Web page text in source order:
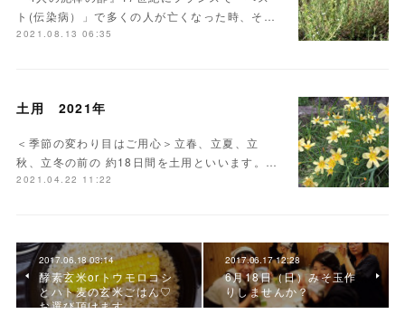
ト(伝染病）」で多くの人が亡くなった時、そ…
2021.08.13 06:35
土用 2021年
＜季節の変わり目はご用心＞立春、立夏、立
秋、立冬の前の 約18日間を土用といいます。…
2021.04.22 11:22
2017.06.18 03:14
酵素玄米orトウモロコシ
とハト麦の玄米ごはん♡
お選び頂けます
2017.06.17 12:28
6月18日（日）みそ玉作
りしませんか？